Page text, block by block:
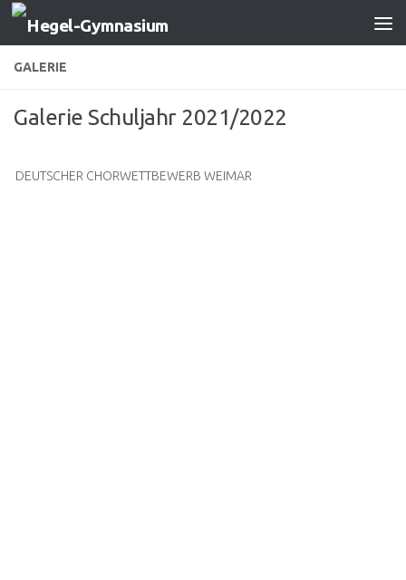
Zum Inhalt springen
GALERIE
Galerie Schuljahr 2021/2022
DEUTSCHER CHORWETTBEWERB WEIMAR